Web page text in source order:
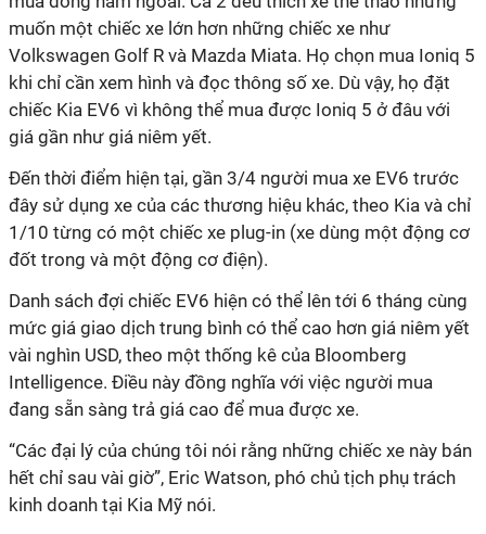
muốn một chiếc xe lớn hơn những chiếc xe như
Volkswagen Golf R và Mazda Miata. Họ chọn mua Ioniq 5
khi chỉ cần xem hình và đọc thông số xe. Dù vậy, họ đặt
chiếc Kia EV6 vì không thể mua được Ioniq 5 ở đâu với
giá gần như giá niêm yết.
Đến thời điểm hiện tại, gần 3/4 người mua xe EV6 trước
đây sử dụng xe của các thương hiệu khác, theo Kia và chỉ
1/10 từng có một chiếc xe plug-in (xe dùng một động cơ
đốt trong và một động cơ điện).
Danh sách đợi chiếc EV6 hiện có thể lên tới 6 tháng cùng
mức giá giao dịch trung bình có thể cao hơn giá niêm yết
vài nghìn USD, theo một thống kê của Bloomberg
Intelligence. Điều này đồng nghĩa với việc người mua
đang sẵn sàng trả giá cao để mua được xe.
“Các đại lý của chúng tôi nói rằng những chiếc xe này bán
hết chỉ sau vài giờ”, Eric Watson, phó chủ tịch phụ trách
kinh doanh tại Kia Mỹ nói.